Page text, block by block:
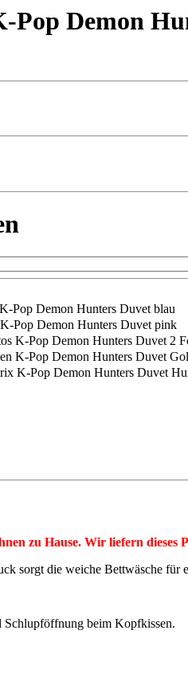
Pop Demon
K-Pop Demon Hunters Duvet blau
K-Pop Demon Hunters Duvet pink
K-Pop Demon Hunters Duvet 2
K-Pop Demon Hunters Duvet
K-Pop Demon Hunters Duvet
zu Hause. Wir liefern dieses
sorgt die weiche Bettwäsche für
Schlupföffnung beim Kopfkissen.